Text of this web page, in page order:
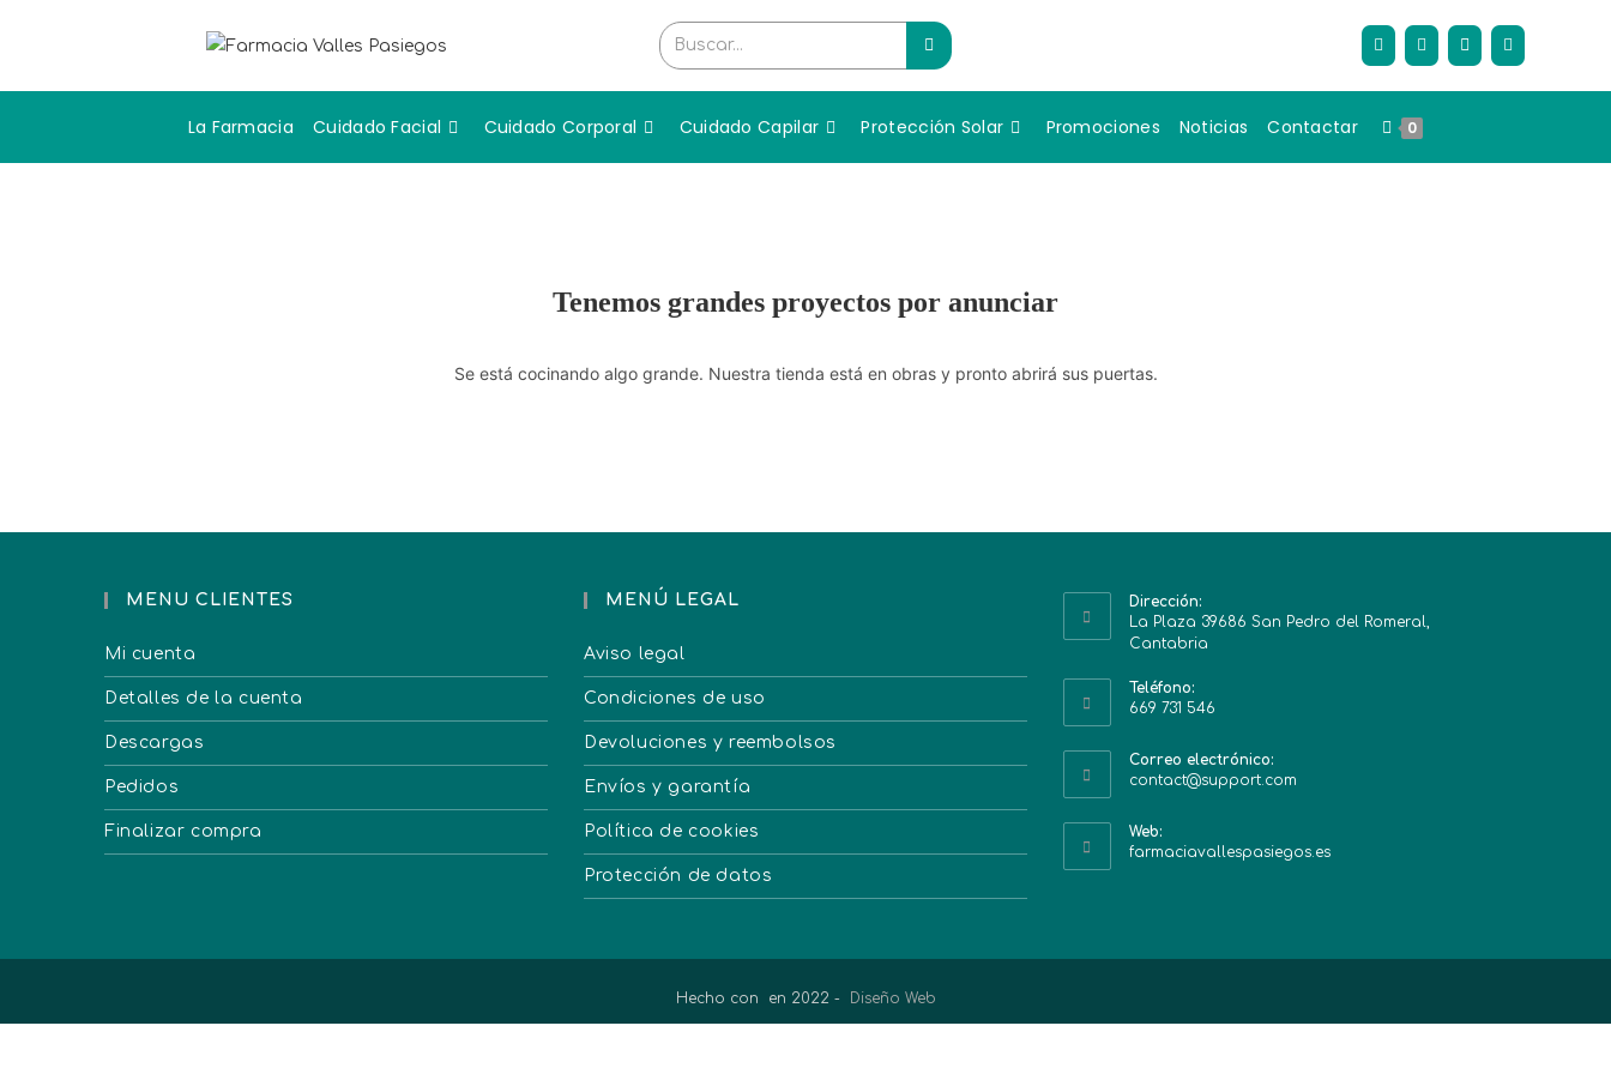
Buscar...
La Farmacia Cuidado Facial Cuidado Corporal Cuidado Capilar Protección Solar Promociones Noticias Contactar 0
Tenemos grandes proyectos por anunciar
Se está cocinando algo grande. Nuestra tienda está en obras y pronto abrirá sus puertas.
MENU CLIENTES
Mi cuenta
Detalles de la cuenta
Descargas
Pedidos
Finalizar compra
MENÚ LEGAL
Aviso legal
Condiciones de uso
Devoluciones y reembolsos
Envíos y garantía
Política de cookies
Protección de datos
Dirección:
La Plaza 39686 San Pedro del Romeral,
Cantabria
Teléfono:
669 731 546
Correo electrónico:
contact@support.com
Web:
farmaciavallespasiegos.es
Hecho con en 2022 - Diseño Web